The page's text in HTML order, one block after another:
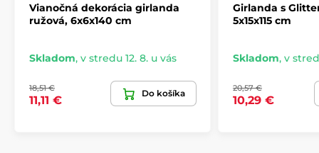
Vianočná dekorácia girlanda
ružová, 6x6x140 cm
Skladom, v stredu 12. 8. u vás
18,51 €
11,11 €
Do košíka
Girlanda s
5x15x115 cm
Skladom, v
20,57 €
10,29 €